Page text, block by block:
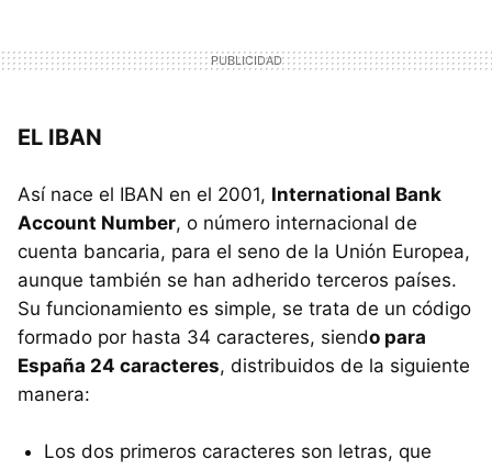
EL IBAN
Así nace el IBAN en el 2001, International Bank
Account Number, o número internacional de
cuenta bancaria, para el seno de la Unión Europea,
aunque también se han adherido terceros países.
Su funcionamiento es simple, se trata de un código
formado por hasta 34 caracteres, siendo para
España 24 caracteres, distribuidos de la siguiente
manera:
Los dos primeros caracteres son letras, que